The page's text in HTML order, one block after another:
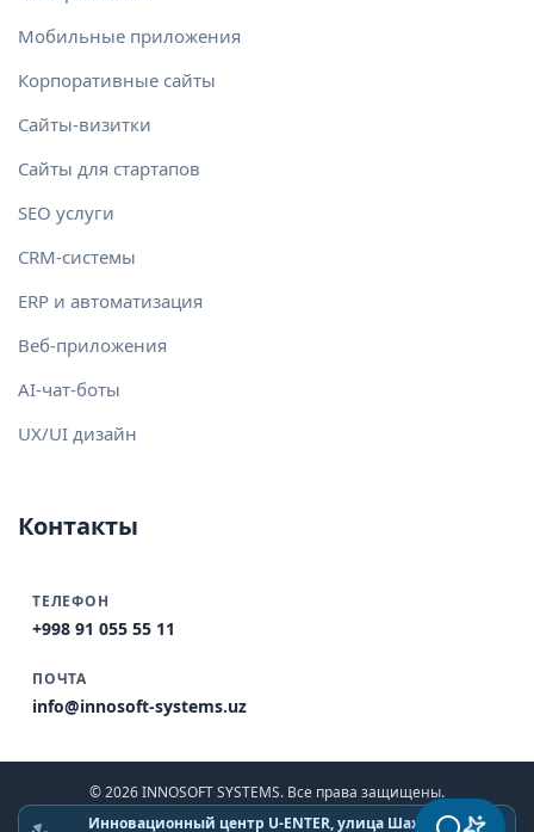
Мобильные приложения
Корпоративные сайты
Сайты-визитки
Сайты для стартапов
SEO услуги
CRM-системы
ERP и автоматизация
Веб-приложения
AI-чат-боты
UX/UI дизайн
Контакты
ТЕЛЕФОН
+998 91 055 55 11
ПОЧТА
info@innosoft-systems.uz
© 2026 INNOSOFT SYSTEMS. Все права защищены.
Инновационный центр U-ENTER, улица Шахрисабз,